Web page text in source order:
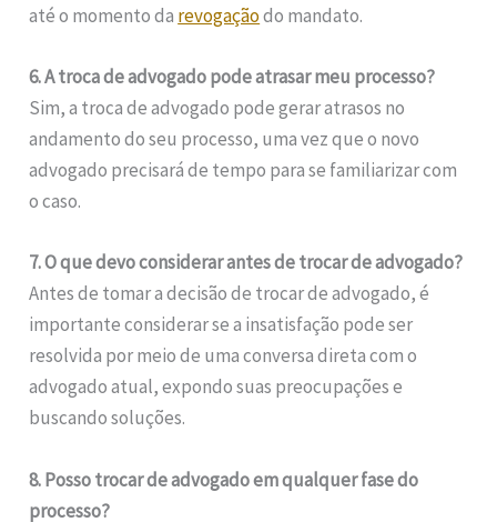
até o momento da revogaçãodo mandato.
6. A troca de advogado pode atrasar meu processo?
Sim, a troca de advogado pode gerar atrasos no
andamento do seu processo, uma vez que o novo
advogado precisará de tempo para se familiarizar com
o caso.
7. O que devo considerar antes de trocar de advogado?
Antes de tomar a decisão de trocar de advogado, é
importante considerar se a insatisfação pode ser
resolvida por meio de uma conversa direta com o
advogado atual, expondo suas preocupações e
buscando soluções.
8. Posso trocar de advogado em qualquer fase do
processo?